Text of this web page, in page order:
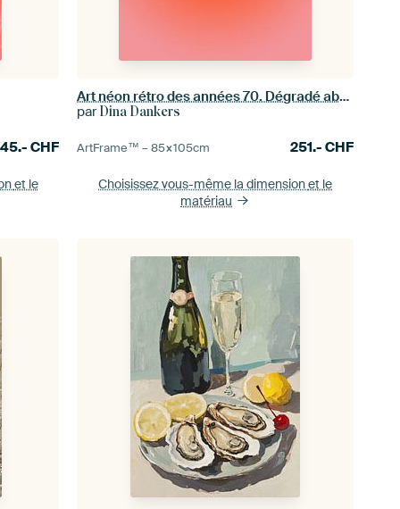
CHF
et le
Art néon rétro des années 70. Dégradé abstrait en orange et rose
parDina Dankers
ArtFrame™ –85×105cm 251.- CHF
Choisissez vous-même la dimensionet le
matériau